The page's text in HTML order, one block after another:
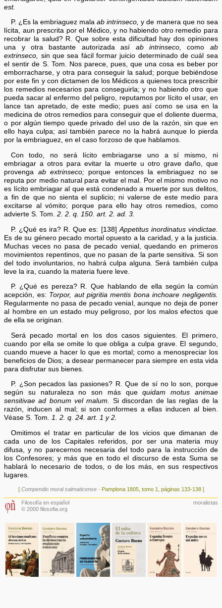
est.
P. ¿Es la embriaguez malaab intrinseco, y de manera que no sea
lícita, aun prescrita por el Médico, y no habiendo otro remedio para
recobrar la salud? R. Que sobre esta dificultad hay dos opiniones
una y otra bastante autorizada así ab intrinseco, como ab
extrinseco, sin que sea fácil formar juicio determinado de cuál sea
el sentir de S. Tom. Nos parece, pues, que una cosa es beber por
emborracharse, y otra para conseguir la salud; porque bebiéndose
por este fin y con dictamen de los Médicos a quienes toca prescribir
los remedios necesarios para conseguirla; y no habiendo otro que
pueda sacar al enfermo del peligro, reputamos por lícito el usar, en
lance tan apretado, de este medio; pues así como se usa en la
medicina de otros remedios para conseguir que el doliente duerma,
o por algún tiempo quede privado del uso de la razón, sin que en
ello haya culpa; así también parece no la habrá aunque lo pierda
por la embriaguez, en el caso forzoso de que hablamos.
Con todo, no será lícito embriagarse uno a sí mismo, ni
embriagar a otros para evitar la muerte u otro grave daño, que
provenga ab extrinseco;porque entonces la embriaguez no se
reputa por medio natural para evitar el mal. Por el mismo motivo no
es lícito embriagar al que está condenado a muerte por sus delitos,
a fin de que no sienta el suplicio; ni valerse de este medio para
excitarse al vómito; porque para ello hay otros remedios, como
advierte S. Tom.2. 2. q. 150. art. 2. ad. 3.
P. ¿Qué es ira? R. Que es: [138] Appetitus inordinatus vindictae.
Es de su género pecado mortal opuesto a la caridad, y a la justicia.
Muchas veces no pasa de pecado venial, quedando en primeros
movimientos repentinos, que no pasan de la parte sensitiva. Si son
del todo involuntarios, no habrá culpa alguna. Será también culpa
leve la ira, cuando la materia fuere leve.
P. ¿Qué es pereza? R. Que hablando de ella según la común
acepción, es: Torpor, aut pigritia mentis bona inchoare negligentis.
Regularmente no pasa de pecado venial, aunque no deja de poner
al hombre en un estado muy peligroso, por los malos efectos que
de ella se originan.
Será pecado mortal en los dos casos siguientes. El primero,
cuando por ella se omite lo que obliga a culpa grave. El segundo,
cuando mueve a hacer lo que es mortal; como a menospreciar los
beneficios de Dios; a desear permanecer para siempre en esta vida
para disfrutar sus bienes.
P. ¿Son pecados las pasiones? R. Que de sí no lo son, porque
según su naturaleza no son más quequidam motus animae
sensitivae ad bonum vel malum. Si discordan de las reglas de la
razón, inducen al mal; si son conformes a ellas inducen al bien.
Véase S. Tom.1. 2. q. 24. art. 1 y 2.
Omitimos el tratar en particular de los vicios que dimanan de
cada uno de los Capitales referidos, por ser una materia muy
difusa, y no parecernos necesaria del todo para la instrucción de
los Confesores; y más que en todo el discurso de esta Suma se
hablará lo necesario de todos, o de los más, en sus respectivos
lugares.
[ Compendio moral salmaticense· Pamplona 1805, tomo 1, páginas 133-138 ]
Filosofía en español
© 2000 filosofia.org
moralistas